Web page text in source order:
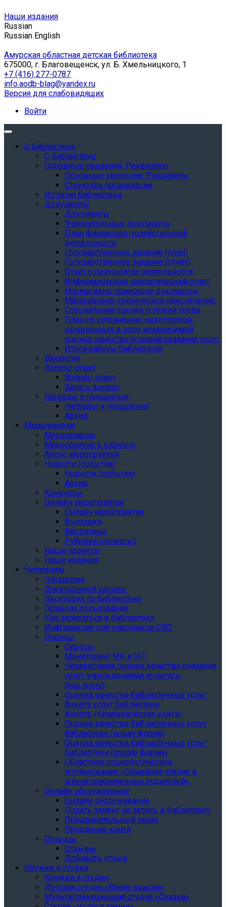
Наши издания
Russian
Russian English
Амурская областная детская библиотека
675000, г. Благовещенск, ул. Б. Хмельницкого, 1
+7 (416) 277-0787
info.aodb-blag@yandex.ru
Версия для слабовидящих
Войти
О библиотеке
О библиотеке
Основные сведения. Реквизиты
Основные сведения. Реквизиты
Структура организации
История библиотеки
Документы
Документы
Учредительные документы
План финансово-хозяйственной
деятельности
Государственное задание (план)
Государственное задание (отчет)
Отчет о результатах деятельности
Информационно-аналитический отчет
Нормативно-правовые документы
Материально-техническое обеспечение
Специальная оценка условий труда
План по устранению недостатков,
выявленных в ходе независимой
оценки качества условий оказания услуг
Итоги работы библиотеки
Вакансии
Вопрос-ответ
Вопрос-ответ
Задать вопрос
Награды и поощрения
Награды и поощрения
Архив
Мероприятия
Мероприятия
Мероприятия к юбилею
Анонс мероприятий
Новости (события)
Новости (события)
Архив
Конкурсы
Онлайн мероприятия
Онлайн мероприятия
Выставки
Викторины
Рубрики (сюжеты)
Наши проекты
Наши издания
Читателям
Читателям
Электронный каталог
Экскурсия по библиотеке
Правила пользования
Как записаться в библиотеку
Информация для участников СВО
Опросы
Опросы
Мониторинг МК и НП
Независимая оценка качества оказания
услуг учреждениями культуры
(bus.gov.ru)
Оценка качества библиотечных услуг
Анкета услуг библиотеки
Анкета «Краеведческая книга»
Oценка качества библиотечных услуг
библиотеки (новая форма)
Oценка качества библиотечных услуг
библиотеки (google форма)
Областное социологическое
исследование «Семейное чтение в
жизни современных родителей»
Онлайн обслуживание
Онлайн обслуживание
Подать заявку на запись в библиотеку
Предварительный заказ
Продление книги
Отзывы
Отзывы
Добавить отзыв
Кружки и студии
Кружки и студии
Детская студия «Яркие краски»
Мультипликационная студия «Сказка»